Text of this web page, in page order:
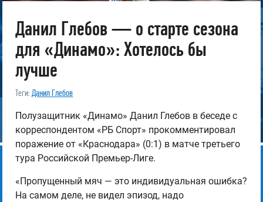
Данил Глебов — о старте сезона
для «Динамо»: Хотелось бы
лучше
Теги:Данил Глебов
Полузащитник «Динамо» Данил Глебов в беседе с
корреспондентом «РБ Спорт» прокомментировал
поражение от «Краснодара» (0:1) в матче третьего
тура Российской Премьер-Лиге.
«Пропущенный мяч — это индивидуальная ошибка?
На самом деле, не видел эпизод, надо